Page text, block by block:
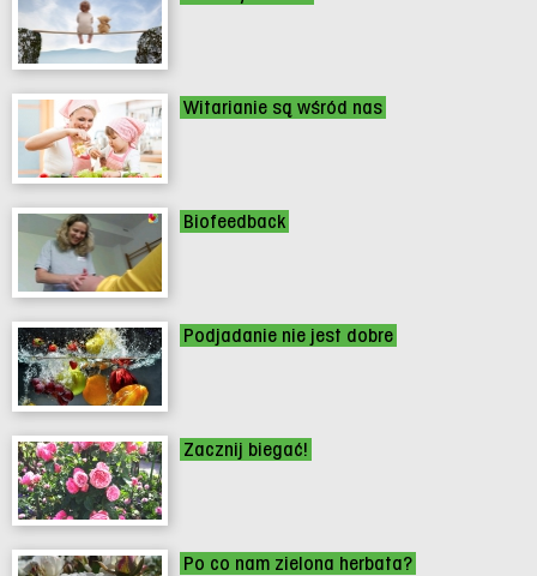
Witarianie są wśród nas
Biofeedback
Podjadanie nie jest dobre
Zacznij biegać!
Po co nam zielona herbata?